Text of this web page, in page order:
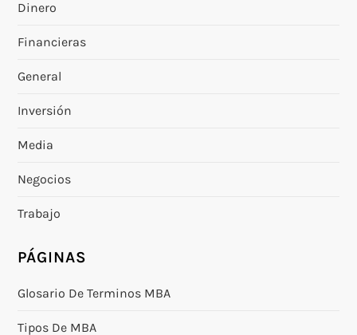
Dinero
Financieras
General
Inversión
Media
Negocios
Trabajo
PÁGINAS
Glosario De Terminos MBA
Tipos De MBA